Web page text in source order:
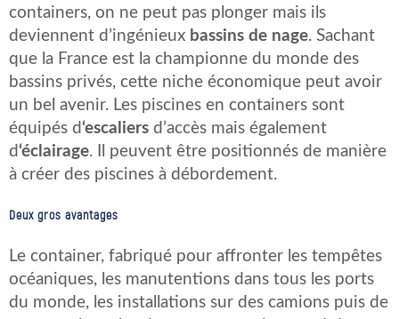
containers, on ne peut pas plonger mais ils
deviennent d’ingénieux bassins de nage. Sachant
que la France est la championne du monde des
bassins privés, cette niche économique peut avoir
un bel avenir. Les piscines en containers sont
équipés d‘escaliers d’accès mais également
d‘éclairage. Il peuvent être positionnés de manière
à créer des piscines à débordement.
Deux gros avantages
Le container, fabriqué pour affronter les tempêtes
océaniques, les manutentions dans tous les ports
du monde, les installations sur des camions puis de